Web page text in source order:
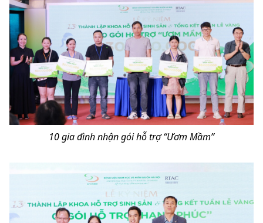
10 gia đình nhận gói hỗ trợ “Ươm Mầm”